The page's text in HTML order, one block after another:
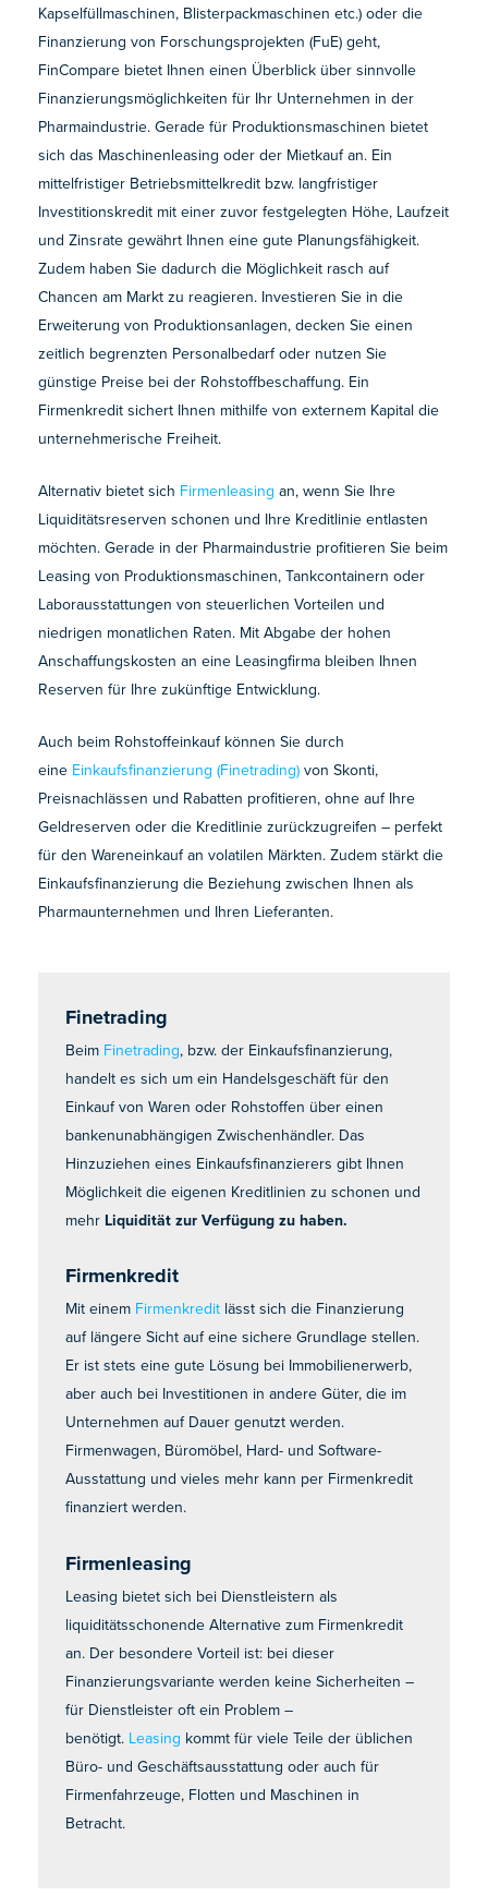
Kapselfüllmaschinen, Blisterpackmaschinen etc.) oder die
Finanzierung von Forschungsprojekten (FuE) geht,
FinCompare bietet Ihnen einen Überblick über sinnvolle
Finanzierungsmöglichkeiten für Ihr Unternehmen in der
Pharmaindustrie. Gerade für Produktionsmaschinen bietet
sich das Maschinenleasing oder der Mietkauf an. Ein
mittelfristiger Betriebsmittelkredit bzw. langfristiger
Investitionskredit mit einer zuvor festgelegten Höhe, Laufzeit
und Zinsrate gewährt Ihnen eine gute Planungsfähigkeit.
Zudem haben Sie dadurch die Möglichkeit rasch auf
Chancen am Markt zu reagieren. Investieren Sie in die
Erweiterung von Produktionsanlagen, decken Sie einen
zeitlich begrenzten Personalbedarf oder nutzen Sie
günstige Preise bei der Rohstoffbeschaffung. Ein
Firmenkredit sichert Ihnen mithilfe von externem Kapital die
unternehmerische Freiheit.
Alternativ bietet sich Firmenleasing an, wenn Sie Ihre
Liquiditätsreserven schonen und Ihre Kreditlinie entlasten
möchten. Gerade in der Pharmaindustrie profitieren Sie beim
Leasing von Produktionsmaschinen, Tankcontainern oder
Laborausstattungen von steuerlichen Vorteilen und
niedrigen monatlichen Raten. Mit Abgabe der hohen
Anschaffungskosten an eine Leasingfirma bleiben Ihnen
Reserven für Ihre zukünftige Entwicklung.
Auch beim Rohstoffeinkauf können Sie durch
eine Einkaufsfinanzierung (Finetrading) von Skonti,
Preisnachlässen und Rabatten profitieren, ohne auf Ihre
Geldreserven oder die Kreditlinie zurückzugreifen – perfekt
für den Wareneinkauf an volatilen Märkten. Zudem stärkt die
Einkaufsfinanzierung die Beziehung zwischen Ihnen als
Pharmaunternehmen und Ihren Lieferanten.
Finetrading
Beim Finetrading, bzw. der Einkaufsfinanzierung,
handelt es sich um ein Handelsgeschäft für den
Einkauf von Waren oder Rohstoffen über einen
bankenunabhängigen Zwischenhändler. Das
Hinzuziehen eines Einkaufsfinanzierers gibt Ihnen
Möglichkeit die eigenen Kreditlinien zu schonen und
mehr Liquidität zur Verfügung zu haben.
Firmenkredit
Mit einem Firmenkredit lässt sich die Finanzierung
auf längere Sicht auf eine sichere Grundlage stellen.
Er ist stets eine gute Lösung bei Immobilienerwerb,
aber auch bei Investitionen in andere Güter, die im
Unternehmen auf Dauer genutzt werden.
Firmenwagen, Büromöbel, Hard- und Software-
Ausstattung und vieles mehr kann per Firmenkredit
finanziert werden.
Firmenleasing
Leasing bietet sich bei Dienstleistern als
liquiditätsschonende Alternative zum Firmenkredit
an. Der besondere Vorteil ist: bei dieser
Finanzierungsvariante werden keine Sicherheiten –
für Dienstleister oft ein Problem –
benötigt. Leasing kommt für viele Teile der üblichen
Büro- und Geschäftsausstattung oder auch für
Firmenfahrzeuge, Flotten und Maschinen in
Betracht.